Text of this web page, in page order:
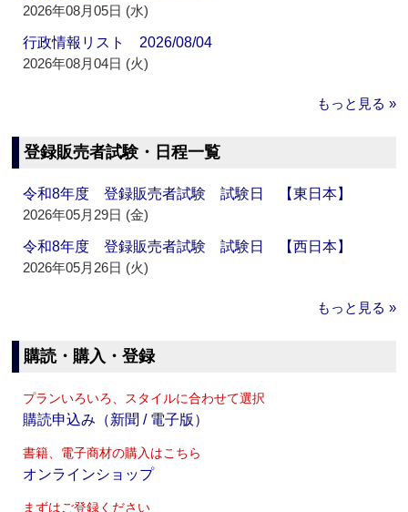
2026年08月05日 (水)
行政情報リスト 2026/08/04
2026年08月04日 (火)
もっと見る »
登録販売者試験・日程一覧
令和8年度 登録販売者試験 試験日 【東日本】
2026年05月29日 (金)
令和8年度 登録販売者試験 試験日 【西日本】
2026年05月26日 (火)
もっと見る »
購読・購入・登録
プランいろいろ、スタイルに合わせて選択
購読申込み（新聞 / 電子版）
書籍、電子商材の購入はこちら
オンラインショップ
まずはご登録ください